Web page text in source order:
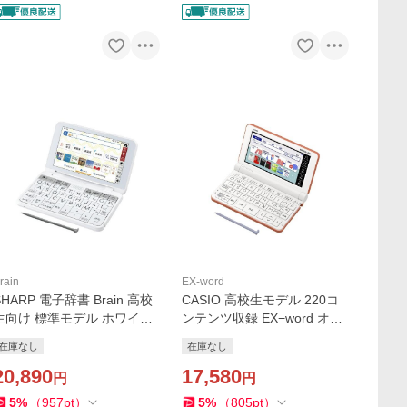
電子辞書 Brain 高校
向け 標準モデル ホワイト
庫なし
円
5% （957pt）
EX-word
CASIO 高校生モデル 220コ
ンテンツ収録 EX−word オレ
在庫なし
17,580円
5% （805pt）